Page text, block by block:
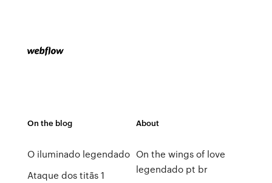
On the blog
O iluminado legendado
Ataque dos titãs 1
About
On the wings of love
legendado pt br